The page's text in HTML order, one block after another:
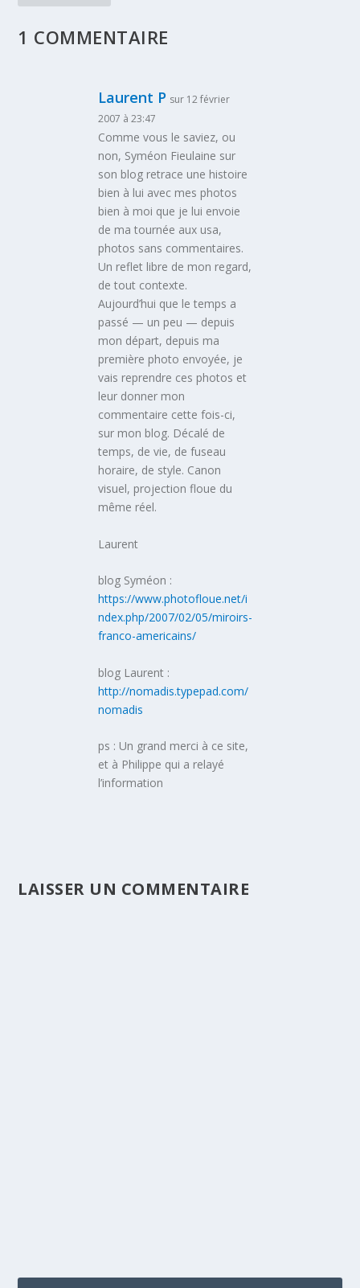
1 COMMENTAIRE
Laurent P sur 12 février
2007 à 23:47
Comme vous le saviez, ou
non, Syméon Fieulaine sur
son blog retrace une histoire
bien à lui avec mes photos
bien à moi que je lui envoie
de ma tournée aux usa,
photos sans commentaires.
Un reflet libre de mon regard,
de tout contexte.
Aujourd’hui que le temps a
passé — un peu — depuis
mon départ, depuis ma
première photo envoyée, je
vais reprendre ces photos et
leur donner mon
commentaire cette fois-ci,
sur mon blog. Décalé de
temps, de vie, de fuseau
horaire, de style. Canon
visuel, projection floue du
même réel.
Laurent
blog Syméon :
https://www.photofloue.net/i
ndex.php/2007/02/05/miroirs-
franco-americains/
blog Laurent :
http://nomadis.typepad.com/
nomadis
ps : Un grand merci à ce site,
et à Philippe qui a relayé
l’information
LAISSER UN COMMENTAIRE